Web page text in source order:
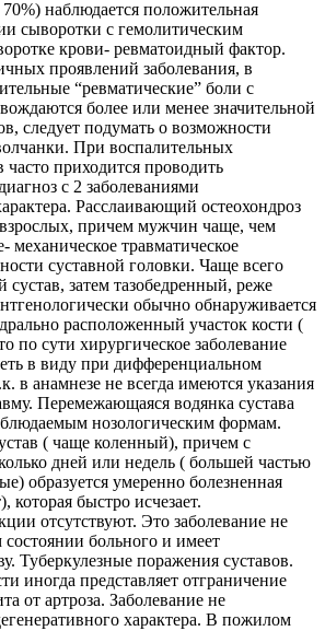
наблюдается положительная
сыворотки с гемолитическим
крови- ревматоидный фактор.
проявлений заболевания, в
“ревматические” боли с
более или менее значительной
следует подумать о возможности
При воспалительных
часто приходится проводить
с 2 заболеваниями
Расслаивающий остеохондроз
причем мужчин чаще, чем
травматическое
суставной головки. Чаще всего
сустав, затем тазобедренный, реже
обычно обнаруживается
расположенный участок кости (
по сути хирургическое заболевание
в виду при дифференциальном
в анамнезе не всегда имеются указания
Перемежающаяся водянка сустава
нозологическим формам.
( чаще коленный), причем с
дней или недель ( большей частью
образуется умеренно болезненная
которая быстро исчезает.
отсутствуют. Это заболевание не
больного и имеет
Туберкулезные поражения суставов.
иногда представляет отграничение
от артроза. Заболевание не
характера. В пожилом